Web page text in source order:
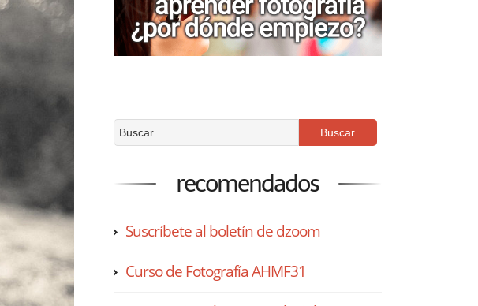
recomendados
Suscríbete al boletín de dzoom
Curso de Fotografía AHMF31